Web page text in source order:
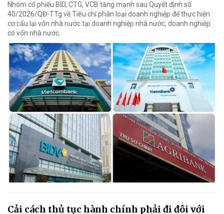
Nhóm cổ phiếu BID, CTG, VCB tăng mạnh sau Quyết định số
40/2026/QĐ-TTg về Tiêu chí phân loại doanh nghiệp để thực hiện
cơ cấu lại vốn nhà nước tại doanh nghiệp nhà nước, doanh nghiệp
có vốn nhà nước.
Cải cách thủ tục hành chính phải đi đôi với